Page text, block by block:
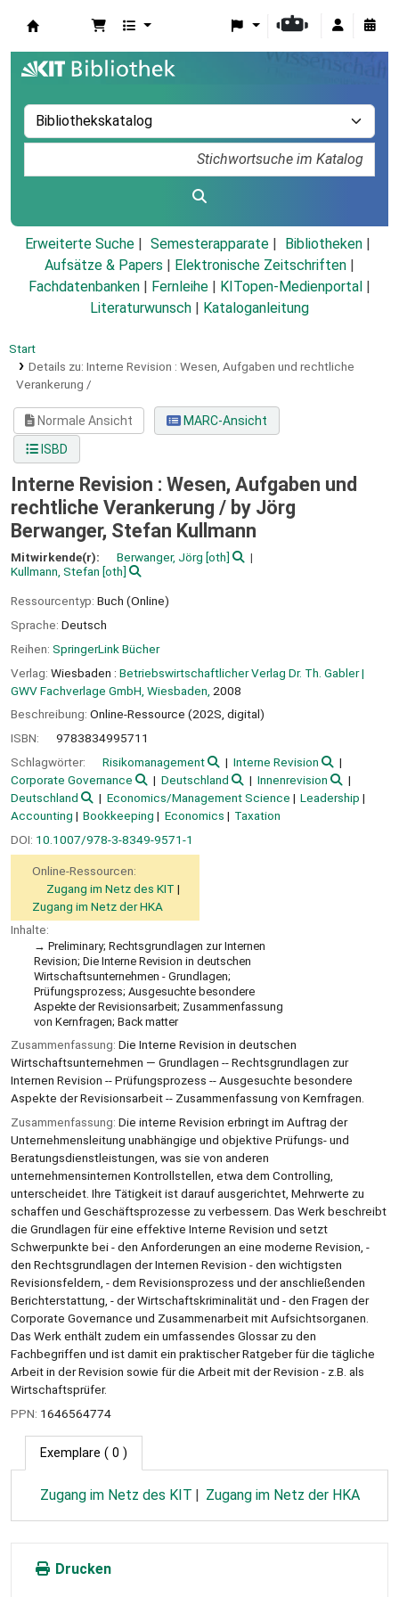
Erweiterte Suche Semesterapparate
Bibliotheken
Aufsätze & Papers
Elektronische Zeitschriften
Fachdatenbanken
Fernleihe KITopen-Medienportal
Literaturwunsch
Kataloganleitung
Start
Details zu: Interne Revision : Wesen, Aufgaben und rechtliche
Verankerung /
Normale Ansicht
MARC-Ansicht
ISBD
Interne Revision : Wesen, Aufgaben und
rechtliche Verankerung / by Jörg
Berwanger, Stefan Kullmann
Mitwirkende(r): Berwanger, Jörg [oth]
Kullmann, Stefan [oth]
Ressourcentyp: Buch (Online)
Sprache: Deutsch
Reihen: SpringerLink Bücher
Verlag: Wiesbaden : Betriebswirtschaftlicher Verlag Dr. Th. Gabler |
GWV Fachverlage GmbH, Wiesbaden, 2008
Beschreibung: Online-Ressource (202S, digital)
ISBN:
9783834995711
Schlagwörter:
Risikomanagement
Interne Revision
Corporate Governance
Deutschland
Innenrevision
Deutschland
Economics/Management Science
Leadership
Accounting
Bookkeeping Economics
Taxation
DOI: 10.1007/978-3-8349-9571-1
Online-Ressourcen:
Zugang im Netz des KIT
Zugang im Netz der HKA
Inhalte:
Preliminary; Rechtsgrundlagen zur Internen
Revision; Die Interne Revision in deutschen
Wirtschaftsunternehmen - Grundlagen;
Prüfungsprozess; Ausgesuchte besondere
Aspekte der Revisionsarbeit; Zusammenfassung
von Kernfragen; Back matter
Zusammenfassung: Die Interne Revision in deutschen
Wirtschaftsunternehmen — Grundlagen -- Rechtsgrundlagen zur
Internen Revision -- Prüfungsprozess -- Ausgesuchte besondere
Aspekte der Revisionsarbeit -- Zusammenfassung von Kernfragen.
Zusammenfassung: Die interne Revision erbringt im Auftrag der
Unternehmensleitung unabhängige und objektive Prüfungs- und
Beratungsdienstleistungen, was sie von anderen
unternehmensinternen Kontrollstellen, etwa dem Controlling,
unterscheidet. Ihre Tätigkeit ist darauf ausgerichtet, Mehrwerte zu
schaffen und Geschäftsprozesse zu verbessern. Das Werk beschreibt
die Grundlagen für eine effektive Interne Revision und setzt
Schwerpunkte bei - den Anforderungen an eine moderne Revision, -
den Rechtsgrundlagen der Internen Revision - den wichtigsten
Revisionsfeldern, - dem Revisionsprozess und der anschließenden
Berichterstattung, - der Wirtschaftskriminalität und - den Fragen der
Corporate Governance und Zusammenarbeit mit Aufsichtsorganen.
Das Werk enthält zudem ein umfassendes Glossar zu den
Fachbegriffen und ist damit ein praktischer Ratgeber für die tägliche
Arbeit in der Revision sowie für die Arbeit mit der Revision - z.B. als
Wirtschaftsprüfer.
PPN: 1646564774
Exemplare ( 0 )
Zugang im Netz des KIT Zugang im Netz der HKA
Drucken